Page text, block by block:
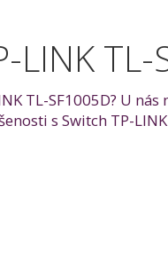
LINK TL-
TL-SF1005D? U
s Switch TP-